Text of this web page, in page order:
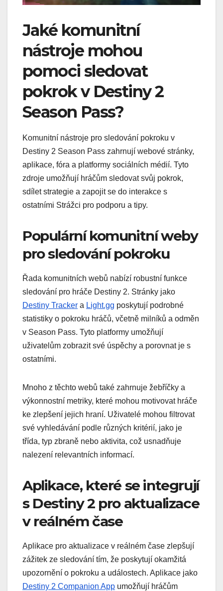
Jaké komunitní
nástroje mohou
pomoci sledovat
pokrok v Destiny 2
Season Pass?
Komunitní nástroje pro sledování pokroku v
Destiny 2 Season Pass zahrnují webové stránky,
aplikace, fóra a platformy sociálních médií. Tyto
zdroje umožňují hráčům sledovat svůj pokrok,
sdílet strategie a zapojit se do interakce s
ostatními Strážci pro podporu a tipy.
Populární komunitní weby
pro sledování pokroku
Řada komunitních webů nabízí robustní funkce
sledování pro hráče Destiny 2. Stránky jako
Destiny Tracker a Light.gg poskytují podrobné
statistiky o pokroku hráčů, včetně milníků a odměn
v Season Pass. Tyto platformy umožňují
uživatelům zobrazit své úspěchy a porovnat je s
ostatními.
Mnoho z těchto webů také zahrnuje žebříčky a
výkonnostní metriky, které mohou motivovat hráče
ke zlepšení jejich hraní. Uživatelé mohou filtrovat
své vyhledávání podle různých kritérií, jako je
třída, typ zbraně nebo aktivita, což usnadňuje
nalezení relevantních informací.
Aplikace, které se integrují
s Destiny 2 pro aktualizace
v reálném čase
Aplikace pro aktualizace v reálném čase zlepšují
zážitek ze sledování tím, že poskytují okamžitá
upozornění o pokroku a událostech. Aplikace jako
Destiny 2 Companion App umožňují hráčům